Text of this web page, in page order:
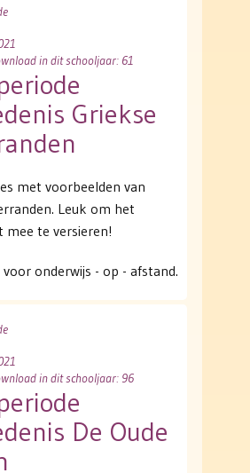
in dit schooljaar: 61
Griekse
met voorbeelden van
Leuk om het
mee te versieren!
onderwijs - op - afstand.
in dit schooljaar: 96
De Oude